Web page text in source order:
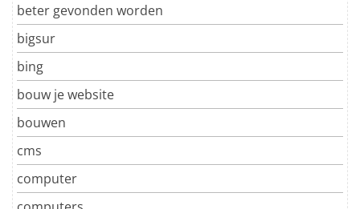
beter gevonden worden
bigsur
bing
bouw je website
bouwen
cms
computer